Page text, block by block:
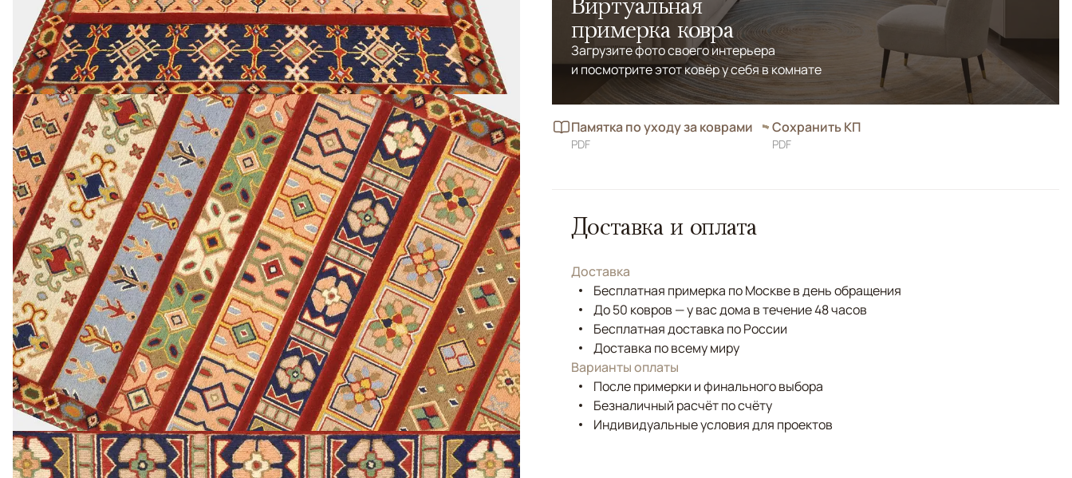
примерка ковра
Загрузите фото своего интерьера
и посмотрите этот ковёр у себя в комнате
Памятка по уходу за коврами
PDF
Сохранить КП
PDF
Доставка и оплата
Доставка
Бесплатная примерка по Москве в день обращения
До 50 ковров — у вас дома в течение 48 часов
Бесплатная доставка по России
Доставка по всему миру
Варианты оплаты
После примерки и финального выбора
Безналичный расчёт по счёту
Индивидуальные условия для проектов